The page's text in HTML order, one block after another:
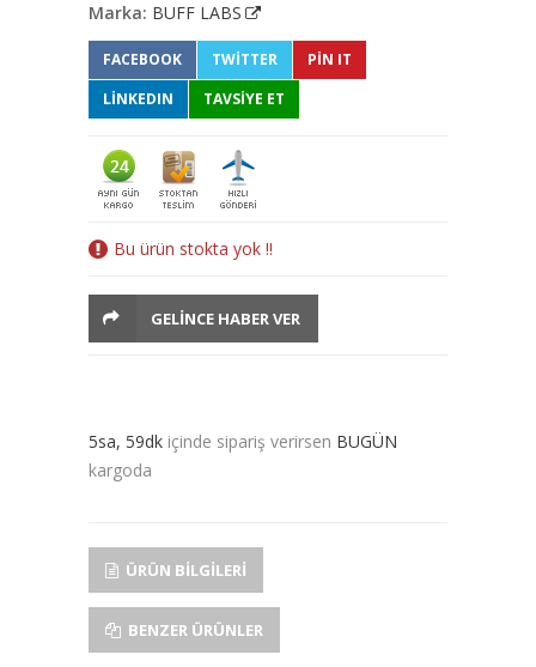
Marka: BUFF LABS
FACEBOOK TWITTER
PIN IT
LINKEDIN
TAVSİYE ET
Bu ürün stokta yok !!
GELINCE HABER VER
5sa, 59dk içinde sipariş verirsen BUGÜN
kargoda
ÜRÜN BILGILERI
BENZER ÜRÜNLER